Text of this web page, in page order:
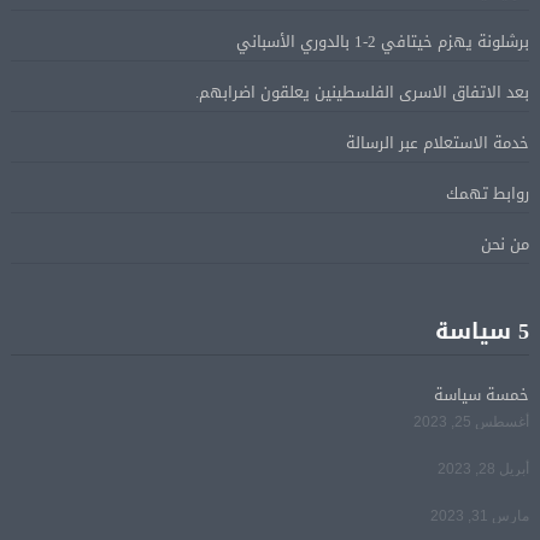
الإسرائيلية بالقدس.. ويطلق تحركا دوليا لوقفها
قاسية
الكامل مع اليونان في مواجهة تداعيات حرائق الغابات
الرئيس السيسى يستقبل ملك البحرين فى مطار العلمين
فى زيارة لتعزيز أواصر الأخوة الراسخة بين البلدين
الشقيقين
مي سليم: سعيدة بالعودة الى الكوميديا
برشلونة يهزم خيتافي 2-1 بالدوري الأسباني
بعد الاتفاق الاسرى الفلسطينين يعلقون اضرابهم.
خدمة الاستعلام عبر الرسالة
روابط تهمك
من نحن
5 سياسة
خمسة سياسة
أغسطس 25, 2023
أبريل 28, 2023
مارس 31, 2023